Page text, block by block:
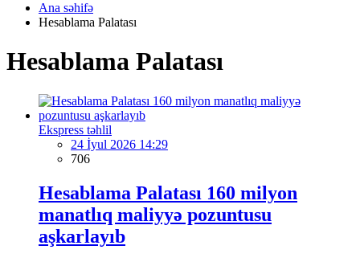
Ana səhifə
Hesablama Palatası
Hesablama Palatası
Ekspress təhlil
24 İyul 2026 14:29
706
Hesablama Palatası 160 milyon
manatlıq maliyyə pozuntusu
aşkarlayıb